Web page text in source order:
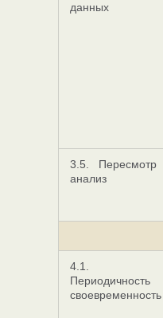
данных
3.5. Пересмотр
анализ
4.1.
своевременность